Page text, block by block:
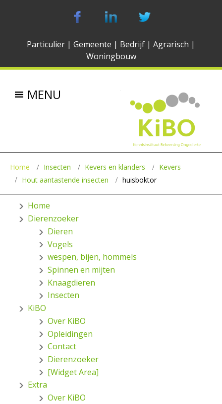
Particulier | Gemeente | Bedrijf | Agrarisch |
Woningbouw
MENU
Home Insecten Kevers en klanders
Kevers
Hout aantastende insecten
huisboktor
Home
Dierenzoeker
Dieren
Vogels
wespen, bijen, hommels
Spinnen en mijten
Knaagdieren
Insecten
KiBO
Over KiBO
Opleidingen
Contact
Dierenzoeker
[Widget Area]
Extra
Over KiBO